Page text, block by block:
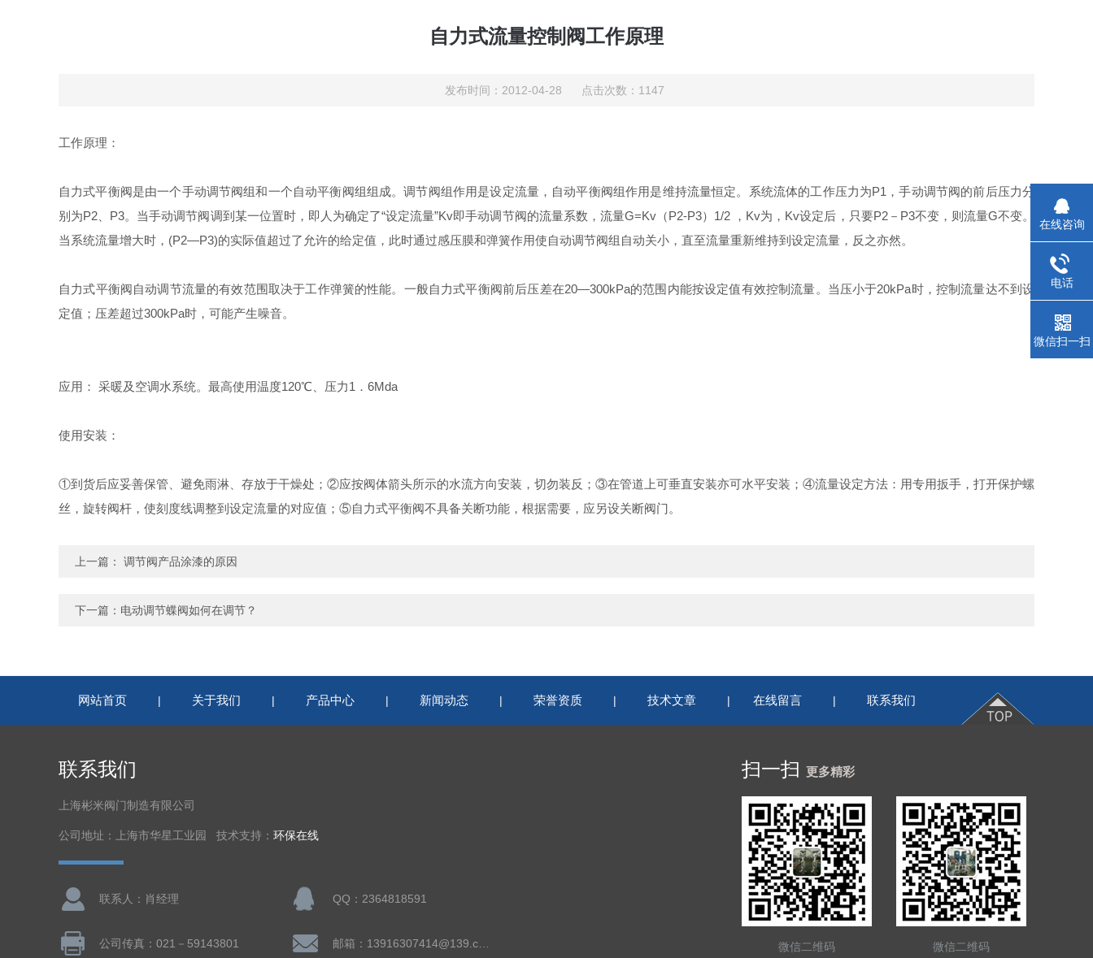
自力式流量控制阀工作原理
发布时间：2012-04-28 点击次数：1147
工作原理：
自力式平衡阀是由一个手动调节阀组和一个自动平衡阀组组成。调节阀组作用是设定流量，自动平衡阀组作用是维持流量恒定。系统流体的工作压力为P1 ，手动调节阀的前后压力分
别为P2 P3。当手动调节阀调到某一位置时，即人为确定了“设定流量”Kv即手动调节阀的流量系数，流量G=Kv（P2-P3） 1/2 ， Kv为， Kv设定后，只要P2－ P3不变，则流量G不变。
当系统流量增大时， (P2—P3)的实际值超过了允许的给定值，此时通过感压膜和弹簧作用使自动调节阀组自动关小，直至流量重新维持到设定流量，反之亦然。
自力式平衡阀自动调节流量的有效范围取决于工作弹簧的性能。一般自力式平衡阀前后压差在20—300kPa的范围内能按设定值有效控制流量。当压小于20kPa时，控制流量达不到设
定值；压差超过300kPa时，可能产生噪音。
应用： 采暖及空调水系统。最高使用温度120℃ 、压力1 ． 6Mda
使用安装：
①到货后应妥善保管、避免雨淋、存放于干燥处； ②应按阀体箭头所示的水流方向安装，切勿装反； ③在管道上可垂直安装亦可水平安装； ④流量设定方法：用专用扳手，打开保护螺
丝，旋转阀杆，使刻度线调整到设定流量的对应值； ⑤自力式平衡阀不具备关断功能，根据需要，应另设关断阀门。
上一篇： 调节阀产品涂漆的原因
下一篇： 电动调节蝶阀如何在调节？
网站首页 | 关于我们 | 产品中心 | 新闻动态 | 荣誉资质 | 技术文章 | 在线留言 | 联系我们
联系我们
上海彬米阀门制造有限公司
公司地址：上海市华星工业园 技术支持： 环保在线
联系人：肖经理 QQ：2364818591
公司传真：021－59143801
扫一扫 更多精彩
微信二维码 微信二维码
在线咨询
电话
微信扫一扫